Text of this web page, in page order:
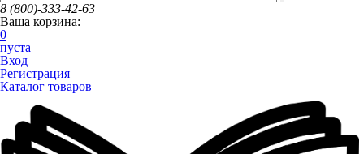
8 (800)-333-42-63
Ваша корзина:
0
пуста
Вход
Регистрация
Каталог товаров